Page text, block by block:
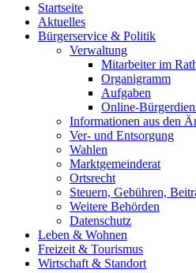
Startseite
Aktuelles
Bürgerservice & Politik
Verwaltung
Mitarbeiter im
Organigramm
Aufgaben
Online-
Informationen aus den
Ver- und Entsorgung
Wahlen
Marktgemeinderat
Ortsrecht
Steuern, Gebühren,
Weitere Behörden
Datenschutz
Leben & Wohnen
Freizeit & Tourismus
Wirtschaft & Standort